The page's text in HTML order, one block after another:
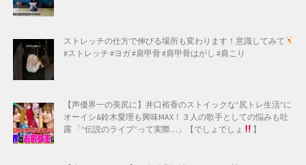
ストレッチの仕方で伸びる場所も変わります！意識してみて
#ストレッチ #ヨガ #肩甲骨 #肩甲骨はがし #肩こり
【声優界一の美尻に】井口裕香のストイックな”尻トレ生活”に
オーイシ&鈴木愛理も興味MAX！３人の歌手としての悩みも吐
露 「“伝説のライブ”って実際…」【でしょでしょ
】